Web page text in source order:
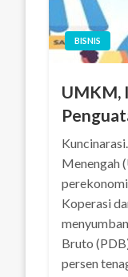
BISNIS
UMKM,
Menengah
Koperasi
Bruto
persen